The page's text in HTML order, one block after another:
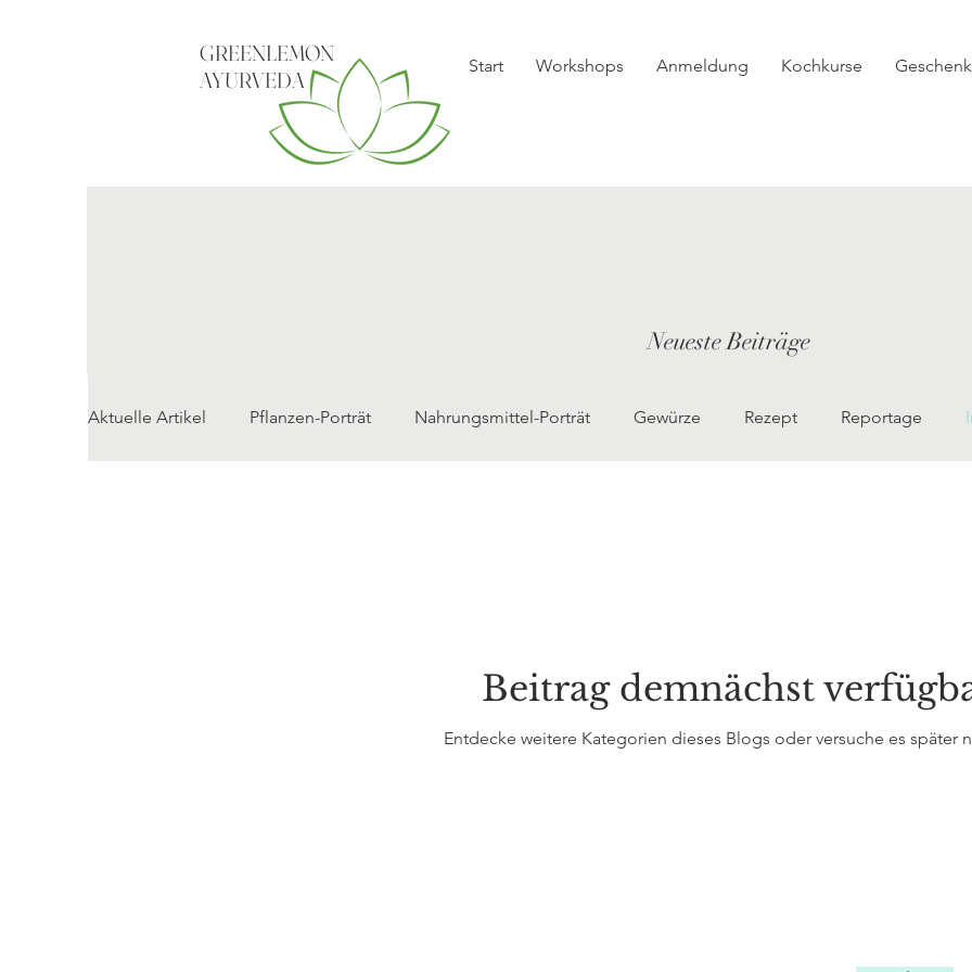
GREENLEMON
AYURVEDA
Start Workshops Anmeldung Kochkurse
Neueste Beiträge
Aktuelle Artikel Pflanzen-Porträt Nahrungsmittel-Porträt Gewürze Rezept Reportage
Beitrag demnächst
Entdecke weitere Kategorien dieses Blogs oder versuche es später